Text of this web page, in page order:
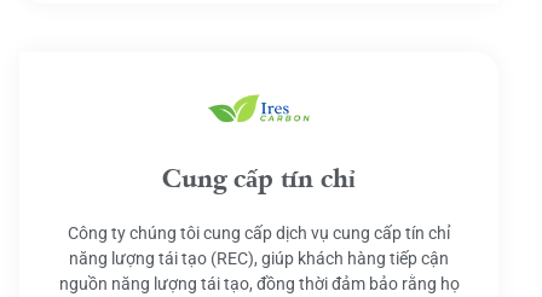
Cung cấp tín chỉ
Công ty chúng tôi cung cấp dịch vụ cung cấp tín chỉ
năng lượng tái tạo (REC), giúp khách hàng tiếp cận
nguồn năng lượng tái tạo, đồng thời đảm bảo rằng họ